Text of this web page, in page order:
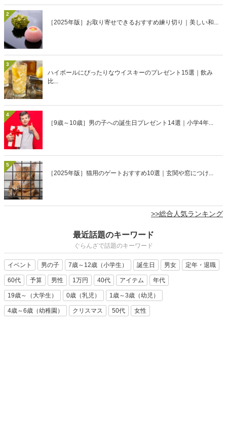
2
［2025年版］お取り寄せできるおすすめ練り切り｜美しい和...
3
ハイボールにぴったりなウイスキーのプレゼント15選｜飲み
比...
4
［9歳～10歳］男の子への誕生日プレゼント14選｜小学4年...
5
［2025年版］猫用のゲートおすすめ10選｜玄関や窓につけ...
>>総合人気ランキング
最近話題のキーワード
ぐらんざで話題のキーワード
イベント 男の子 7歳～12歳（小学生） 誕生日 男女 定年・退職
60代 予算 男性 1万円 40代 アイテム 年代
19歳～（大学生） 0歳（乳児） 1歳～3歳（幼児）
4歳～6歳（幼稚園） クリスマス 50代 女性